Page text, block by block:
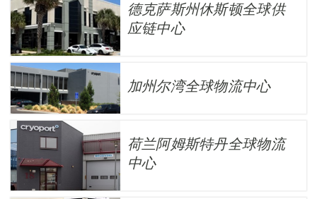
德克萨斯州休斯顿全球供
应链中心
加州尔湾全球物流中心
荷兰阿姆斯特丹全球物流
中心